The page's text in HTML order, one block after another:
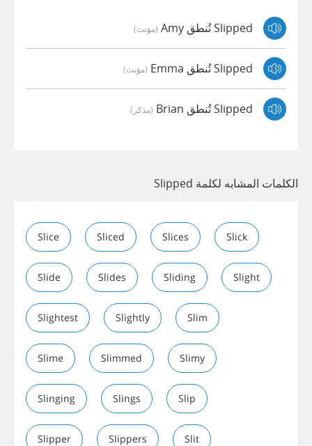
Slipped تُنطق Amy (مؤنث)
Slipped تُنطق Emma (مؤنث)
Slipped تُنطق Brian (مذكر)
الكلمات المشابه لكلمة Slipped
Slice Sliced Slices Slick
Slide Slides Sliding Slight
Slightest Slightly Slim
Slime Slimmed Slimy
Slinging Slings Slip
Slipper Slippers Slit